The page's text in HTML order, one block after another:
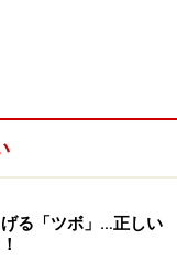
らいでいくこ
る「ツボ」…正しい